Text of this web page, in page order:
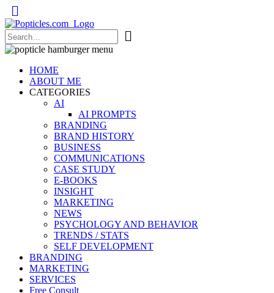
Popticles.com
HOME
ABOUT ME
CATEGORIES
AI
AI PROMPTS
BRANDING
BRAND HISTORY
BUSINESS
COMMUNICATIONS
CASE STUDY
E-BOOKS
INSIGHT
MARKETING
NEWS
PSYCHOLOGY AND BEHAVIOR
TRENDS / STATS
SELF DEVELOPMENT
BRANDING
MARKETING
SERVICES
Free Consult